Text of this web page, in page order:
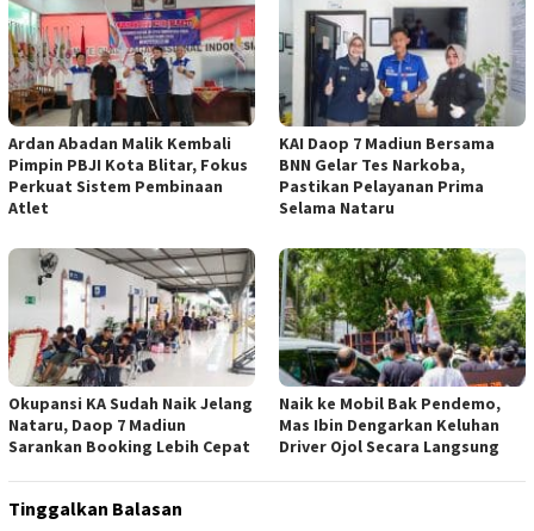
Ardan Abadan Malik Kembali
Pimpin PBJI Kota Blitar, Fokus
Perkuat Sistem Pembinaan
Atlet
KAI Daop 7 Madiun Bersama
BNN Gelar Tes Narkoba,
Pastikan Pelayanan Prima
Selama Nataru
Okupansi KA Sudah Naik Jelang
Nataru, Daop 7 Madiun
Sarankan Booking Lebih Cepat
Naik ke Mobil Bak Pendemo,
Mas Ibin Dengarkan Keluhan
Driver Ojol Secara Langsung
Tinggalkan Balasan